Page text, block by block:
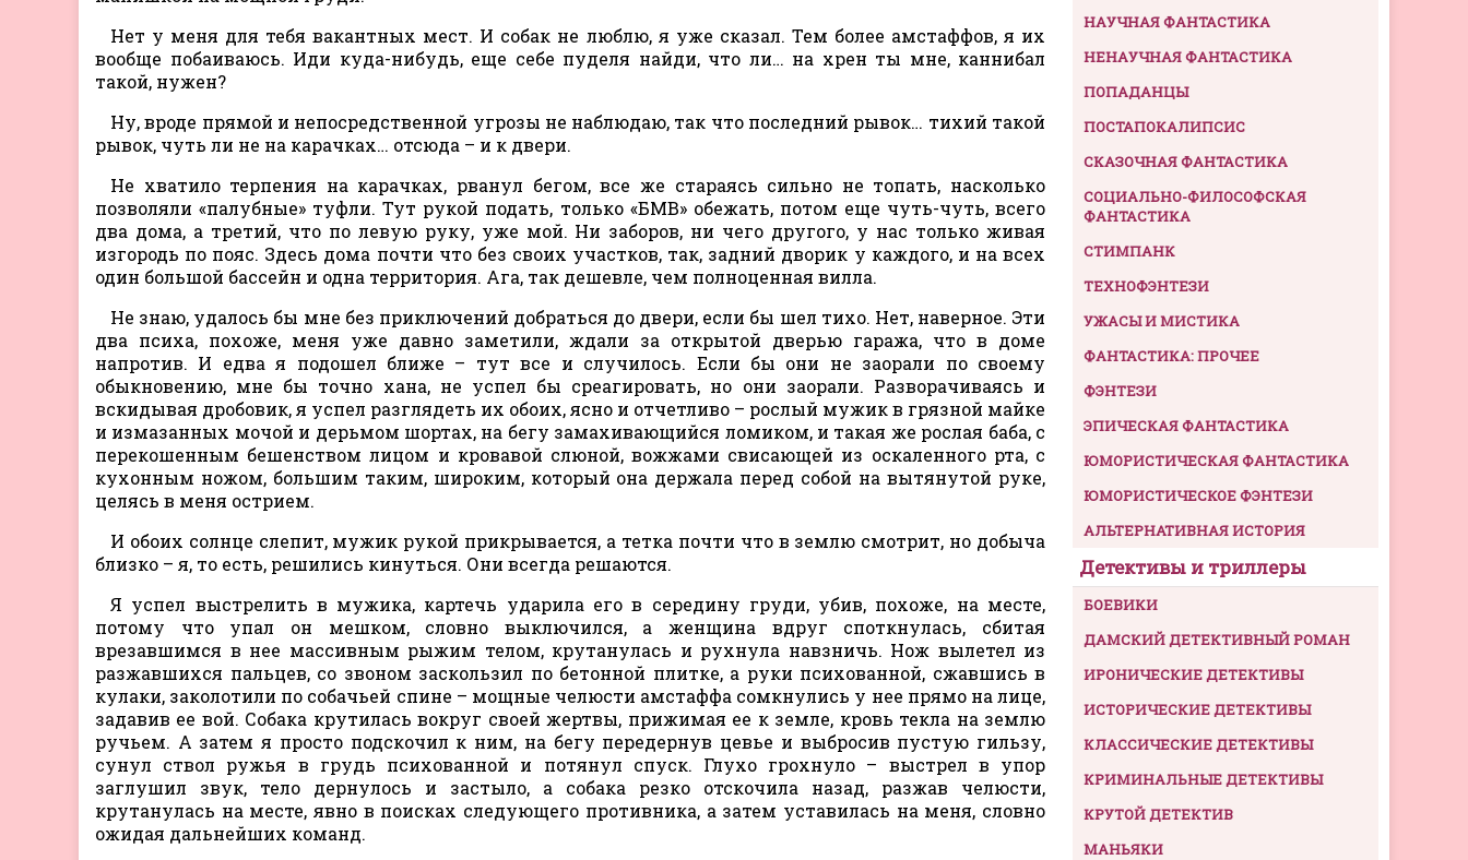
Нет у меня для тебя вакантных мест. И собак не люблю, я уже сказал. Тем более амстаффов, я их
вообще побаиваюсь. Иди куда-нибудь, еще себе пуделя найди, что ли… на хрен ты мне, каннибал
такой, нужен?
Ну, вроде прямой и непосредственной угрозы не наблюдаю, так что последний рывок… тихий такой
рывок, чуть ли не на карачках… отсюда – и к двери.
Не хватило терпения на карачках, рванул бегом, все же стараясь сильно не топать, насколько
позволяли «палубные» туфли. Тут рукой подать, только «БМВ» обежать, потом еще чуть-чуть, всего
два дома, а третий, что по левую руку, уже мой. Ни заборов, ни чего другого, у нас только живая
изгородь по пояс. Здесь дома почти что без своих участков, так, задний дворик у каждого, и на всех
один большой бассейн и одна территория. Ага, так дешевле, чем полноценная вилла.
Не знаю, удалось бы мне без приключений добраться до двери, если бы шел тихо. Нет, наверное. Эти
два психа, похоже, меня уже давно заметили, ждали за открытой дверью гаража, что в доме
напротив. И едва я подошел ближе – тут все и случилось. Если бы они не заорали по своему
обыкновению, мне бы точно хана, не успел бы среагировать, но они заорали. Разворачиваясь и
вскидывая дробовик, я успел разглядеть их обоих, ясно и отчетливо – рослый мужик в грязной майке
и измазанных мочой и дерьмом шортах, на бегу замахивающийся ломиком, и такая же рослая баба, с
перекошенным бешенством лицом и кровавой слюной, вожжами свисающей из оскаленного рта, с
кухонным ножом, большим таким, широким, который она держала перед собой на вытянутой руке,
целясь в меня острием.
И обоих солнце слепит, мужик рукой прикрывается, а тетка почти что в землю смотрит, но добыча
близко – я, то есть, решились кинуться. Они всегда решаются.
Я успел выстрелить в мужика, картечь ударила его в середину груди, убив, похоже, на месте,
потому что упал он мешком, словно выключился, а женщина вдруг споткнулась, сбитая
врезавшимся в нее массивным рыжим телом, крутанулась и рухнула навзничь. Нож вылетел из
разжавшихся пальцев, со звоном заскользил по бетонной плитке, а руки психованной, сжавшись в
кулаки, заколотили по собачьей спине – мощные челюсти амстаффа сомкнулись у нее прямо на лице,
задавив ее вой. Собака крутилась вокруг своей жертвы, прижимая ее к земле, кровь текла на землю
ручьем. А затем я просто подскочил к ним, на бегу передернув цевье и выбросив пустую гильзу,
сунул ствол ружья в грудь психованной и потянул спуск. Глухо грохнуло – выстрел в упор
заглушил звук, тело дернулось и застыло, а собака резко отскочила назад, разжав челюсти,
крутанулась на месте, явно в поисках следующего противника, а затем уставилась на меня, словно
ожидая дальнейших команд.
НАУЧНАЯ ФАНТАСТИКА
НЕНАУЧНАЯ ФАНТАСТИКА
ПОПАДАНЦЫ
ПОСТАПОКАЛИПСИС
СКАЗОЧНАЯ ФАНТАСТИКА
СОЦИАЛЬНО-ФИЛОСОФСКАЯ
ФАНТАСТИКА
СТИМПАНК
ТЕХНОФЭНТЕЗИ
УЖАСЫ И МИСТИКА
ФАНТАСТИКА: ПРОЧЕЕ
ФЭНТЕЗИ
ЭПИЧЕСКАЯ ФАНТАСТИКА
ЮМОРИСТИЧЕСКАЯ ФАНТАСТИКА
ЮМОРИСТИЧЕСКОЕ ФЭНТЕЗИ
АЛЬТЕРНАТИВНАЯ ИСТОРИЯ
Детективы и триллеры
БОЕВИКИ
ДАМСКИЙ ДЕТЕКТИВНЫЙ РОМАН
ИРОНИЧЕСКИЕ ДЕТЕКТИВЫ
ИСТОРИЧЕСКИЕ ДЕТЕКТИВЫ
КЛАССИЧЕСКИЕ ДЕТЕКТИВЫ
КРИМИНАЛЬНЫЕ ДЕТЕКТИВЫ
КРУТОЙ ДЕТЕКТИВ
МАНЬЯКИ